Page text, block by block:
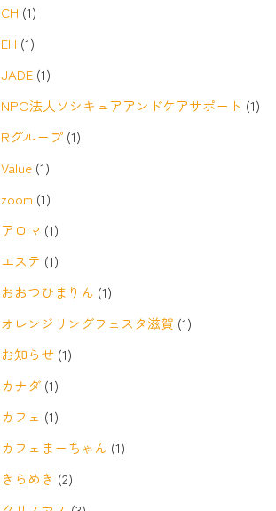
CH (1)
EH (1)
JADE (1)
NPO法人ソシキュアアンドケアサポート (1)
Rグループ (1)
Value (1)
zoom (1)
アロマ (1)
エステ (1)
おおつひまりん (1)
オレンジリングフェスタ滋賀 (1)
お知らせ (1)
カナダ (1)
カフェ (1)
カフェまーちゃん (1)
きらめき (2)